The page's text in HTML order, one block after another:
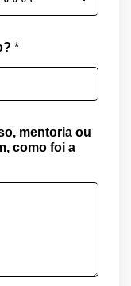
*
mentoria ou
como foi a